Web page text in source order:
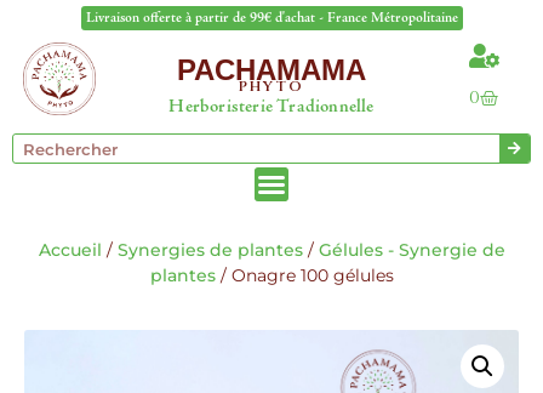
Livraison offerte à partir de 99€ d'achat - France Métropolitaine
PACHAMAMA
PHYTO
Herboristerie Tradionnelle 0
Accueil / Synergies de plantes/ Gélules - Synergie de
plantes/ Onagre 100 gélules